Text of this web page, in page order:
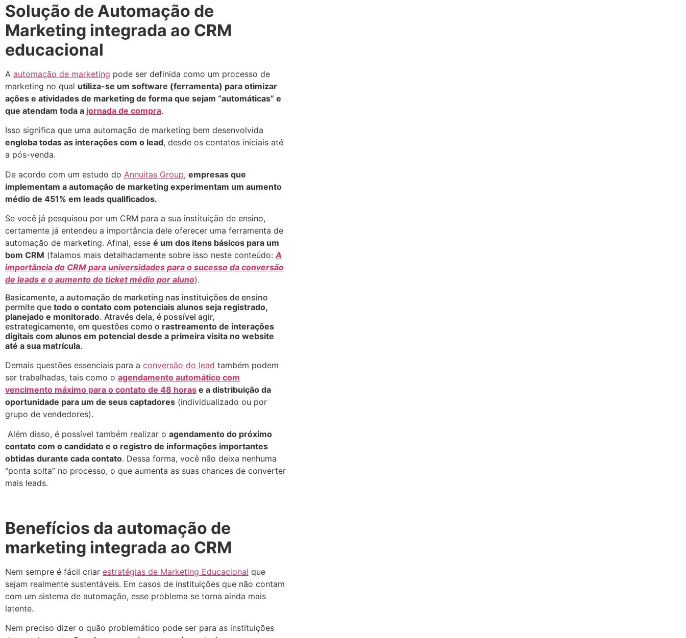
Solução de Automação de
Marketing integrada ao CRM
educacional
A automação de marketing pode ser definida como um processo de
marketing no qual utiliza-se um software (ferramenta) para otimizar
ações e atividades de marketing de forma que sejam “automáticas” e
que atendam toda a jornada de compra.
Isso significa que uma automação de marketing bem desenvolvida
engloba todas as interações com o lead, desde os contatos iniciais até
a pós-venda.
De acordo com um estudo do Annuitas Group, empresas que
implementam a automação de marketing experimentam um aumento
médio de 451% em leads qualificados.
Se você já pesquisou por um CRM para a sua instituição de ensino,
certamente já entendeu a importância dele oferecer uma ferramenta de
automação de marketing. Afinal, esse é um dos itens básicos para um
bom CRM (falamos mais detalhadamente sobre isso neste conteúdo: A
importância do CRM para universidades para o sucesso da conversão
de leads e o aumento do ticket médio por aluno).
Basicamente, a automação de marketing nas instituições de ensino
permite que todo o contato com potenciais alunos seja registrado,
planejado e monitorado. Através dela, é possível agir,
estrategicamente, em questões como o rastreamento de interações
digitais com alunos em potencial desde a primeira visita no website
até a sua matrícula.
Demais questões essenciais para a conversão do lead também podem
ser trabalhadas, tais como o agendamento automático com
vencimento máximo para o contato de 48 horas e a distribuição da
oportunidade para um de seus captadores (individualizado ou por
grupo de vendedores).
Além disso, é possível também realizar o agendamento do próximo
contato com o candidato e o registro de informações importantes
obtidas durante cada contato. Dessa forma, você não deixa nenhuma
“ponta solta” no processo, o que aumenta as suas chances de converter
mais leads.
Benefícios da automação de
marketing integrada ao CRM
Nem sempre é fácil criar estratégias de Marketing Educacional que
sejam realmente sustentáveis. Em casos de instituições que não contam
com um sistema de automação, esse problema se torna ainda mais
latente.
Nem preciso dizer o quão problemático pode ser para as instituições